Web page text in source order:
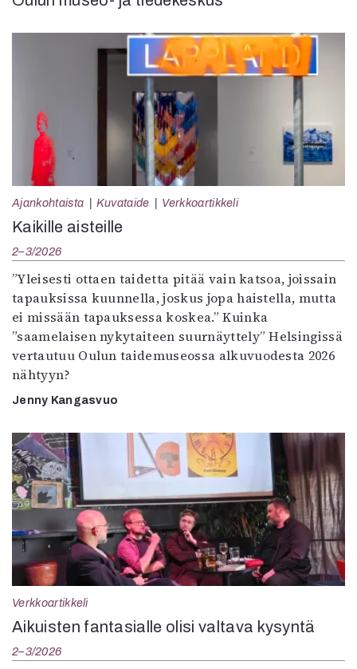
Ajankohtaista Kuvataide Verkkoartikkeli
Kaikille aisteille
2–3/2026
”Yleisesti ottaen taidetta pitää vain katsoa, joissain
tapauksissa kuunnella, joskus jopa haistella, mutta
ei missään tapauksessa koskea.” Kuinka
”saamelaisen nykytaiteen suurnäyttely” Helsingissä
vertautuu Oulun taidemuseossa alkuvuodesta 2026
nähtyyn?
Jenny Kangasvuo
Verkkoartikkeli
Aikuisten fantasialle olisi valtava kysyntä
2–3/2026